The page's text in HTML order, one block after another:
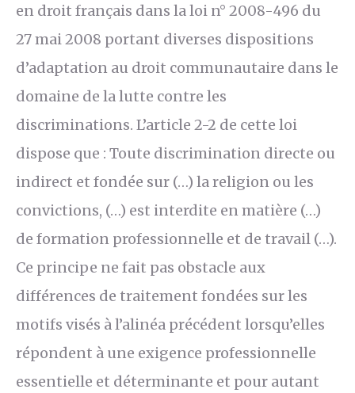
en droit français dans la loi n° 2008-496 du
27 mai 2008 portant diverses dispositions
d’adaptation au droit communautaire dans le
domaine de la lutte contre les
discriminations. L’article 2-2 de cette loi
dispose que : Toute discrimination directe ou
indirect et fondée sur (…) la religion ou les
convictions, (…) est interdite en matière (…)
de formation professionnelle et de travail (…).
Ce principe ne fait pas obstacle aux
différences de traitement fondées sur les
motifs visés à l’alinéa précédent lorsqu’elles
répondent à une exigence professionnelle
essentielle et déterminante et pour autant